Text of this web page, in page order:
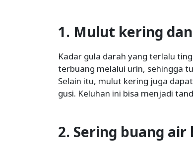
1. Mulut kering
Kadar gula darah yang terlalu
terbuang melalui urin, sehingga
Selain itu, mulut kering juga
gusi. Keluhan ini bisa menjadi
2. Sering buang air